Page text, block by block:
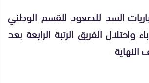
السد للصعود للقسم الوطني
واحتلال الفريق الرتبة الرابعة بعد